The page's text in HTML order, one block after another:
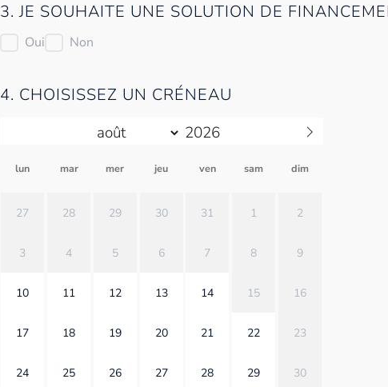
3. JE SOUHAITE UNE SOLUTION DE
Oui Non
4. CHOISISSEZ UN CRÉNEAU
lun mar mer jeu ven sam dim
27 28 29 30 31 1 2
3 4 5 6 7 8 9
10 11 12 13 14 15 16
17 18 19 20 21 22 23
24 25 26 27 28 29 30